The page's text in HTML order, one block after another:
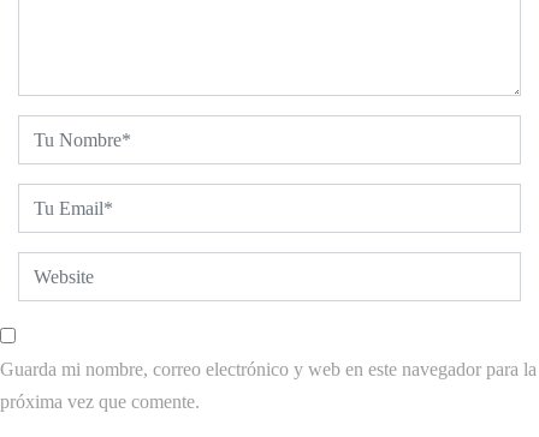
Guarda mi nombre, correo electrónico y web en este navegador para la
próxima vez que comente.